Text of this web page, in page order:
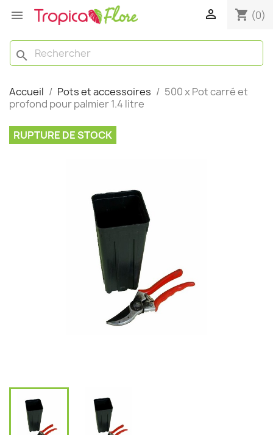
  shopping_cart (0)
search
Accueil Pots et accessoires
500 x Pot carré et
profond pour palmier 1.4 litre
RUPTURE DE STOCK